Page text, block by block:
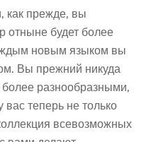
как прежде, вы
отныне будет более
новым языком вы
Вы прежний никуда
более разнообразными,
теперь не только
всевозможных